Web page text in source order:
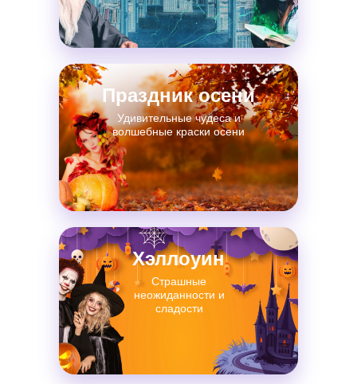
Праздник осени
Удивительные чудеса и
волшебные краски осени
Хэллоуин
Страшные
неожиданности и
сладости